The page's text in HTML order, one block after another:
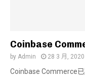
Coinbase
by Admin 28 3 月, 2020
Coinbase Commerce已